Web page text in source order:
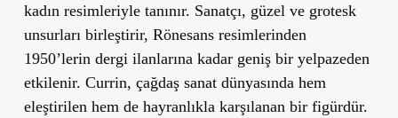
kadın resimleriyle tanınır. Sanatçı, güzel ve grotesk
unsurları birleştirir, Rönesans resimlerinden
1950’lerin dergi ilanlarına kadar geniş bir yelpazeden
etkilenir. Currin, çağdaş sanat dünyasında hem
eleştirilen hem de hayranlıkla karşılanan bir figürdür.